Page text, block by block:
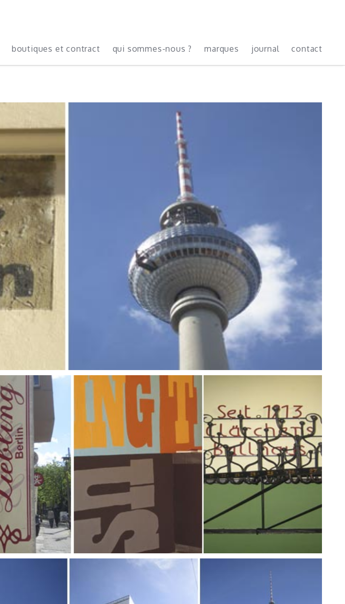
boutiques et contract qui sommes-nous ? marques journal contact